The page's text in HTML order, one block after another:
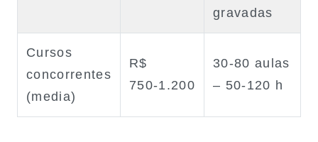
gravadas
Cursos
concorrentes
(media)
R$
750‑1.200
30‑80 aulas
– 50‑120 h